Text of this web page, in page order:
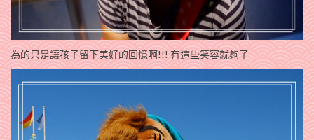
為的只是讓孩子留下美好的回憶啊!!! 有這些笑容就夠了